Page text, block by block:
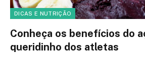
DICAS E NUTRIÇÃO
Conheça os benefícios do
queridinho dos atletas